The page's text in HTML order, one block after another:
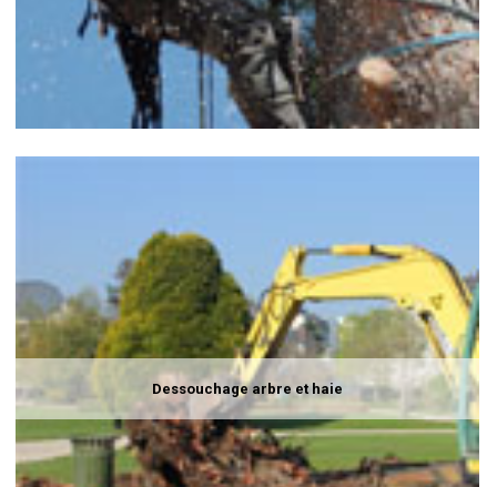
Dessouchage arbre et haie